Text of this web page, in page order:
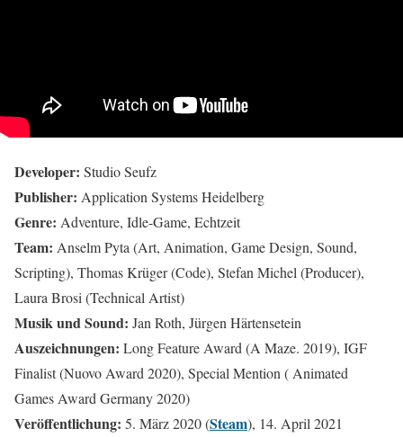
Developer: Studio Seufz
Publisher: Application Systems Heidelberg
Genre: Adventure, Idle-Game, Echtzeit
Team: Anselm Pyta (Art, Animation, Game Design, Sound,
Scripting), Thomas Krüger (Code), Stefan Michel (Producer),
Laura Brosi (Technical Artist)
Musik und Sound: Jan Roth, Jürgen Härtensetein
Auszeichnungen: Long Feature Award (A Maze. 2019), IGF
Finalist (Nuovo Award 2020), Special Mention ( Animated
Games Award Germany 2020)
Veröffentlichung: 5. März 2020 (Steam), 14. April 2021